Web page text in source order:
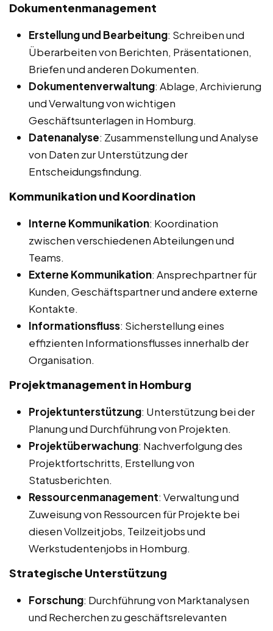
Dokumentenmanagement
Erstellung und Bearbeitung: Schreiben und
Überarbeiten von Berichten, Präsentationen,
Briefen und anderen Dokumenten.
Dokumentenverwaltung: Ablage, Archivierung
und Verwaltung von wichtigen
Geschäftsunterlagen in Homburg.
Datenanalyse: Zusammenstellung und Analyse
von Daten zur Unterstützung der
Entscheidungsfindung.
Kommunikation und Koordination
Interne Kommunikation: Koordination
zwischen verschiedenen Abteilungen und
Teams.
Externe Kommunikation: Ansprechpartner für
Kunden, Geschäftspartner und andere externe
Kontakte.
Informationsfluss: Sicherstellung eines
effizienten Informationsflusses innerhalb der
Organisation.
Projektmanagement in Homburg
Projektunterstützung: Unterstützung bei der
Planung und Durchführung von Projekten.
Projektüberwachung: Nachverfolgung des
Projektfortschritts, Erstellung von
Statusberichten.
Ressourcenmanagement: Verwaltung und
Zuweisung von Ressourcen für Projekte bei
diesen Vollzeitjobs, Teilzeitjobs und
Werkstudentenjobs in Homburg.
Strategische Unterstützung
Forschung: Durchführung von Marktanalysen
und Recherchen zu geschäftsrelevanten